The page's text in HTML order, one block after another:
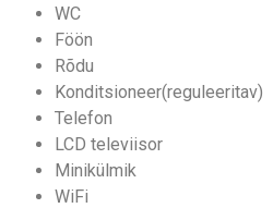
WC
Föön
Rõdu
Konditsioneer(reguleeritav)
Telefon
LCD televiisor
Minikülmik
WiFi